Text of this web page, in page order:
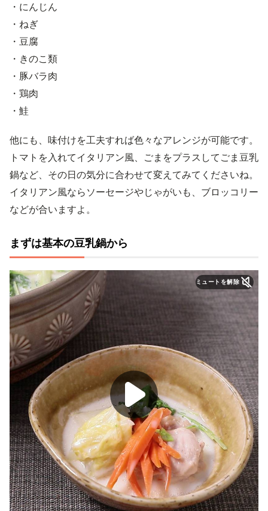
・にんじん
・ねぎ
・豆腐
・きのこ類
・豚バラ肉
・鶏肉
・鮭
他にも、味付けを工夫すれば色々なアレンジが可能です。
トマトを入れてイタリアン風、ごまをプラスしてごま豆乳
鍋など、その日の気分に合わせて変えてみてくださいね。
イタリアン風ならソーセージやじゃがいも、ブロッコリー
などが合いますよ。
まずは基本の豆乳鍋から
ミュートを解除